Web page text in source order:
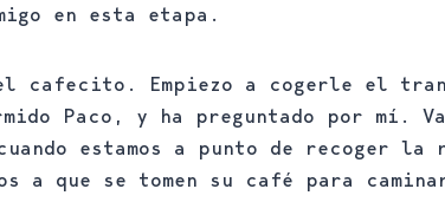
en esta etapa.
cafecito. Empiezo a cogerle el
Paco, y ha preguntado por mí.
estamos a punto de recoger
a que se tomen su café para